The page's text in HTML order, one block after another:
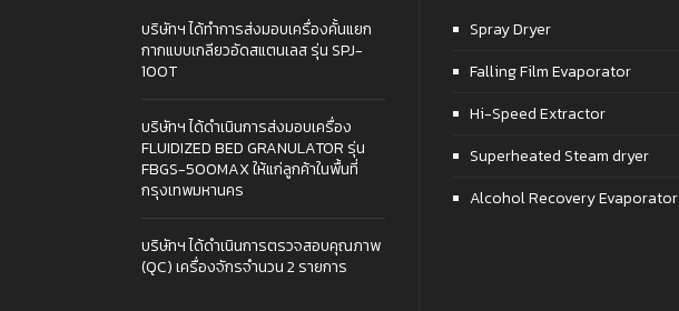
บริษัทฯ ได้ทำการส่งมอบเครื่องคั้นแยก
กากแบบเกลียวอัดสแตนเลส รุ่น SPJ-
100T
บริษัทฯ ได้ดำเนินการส่งมอบเครื่อง
FLUIDIZED BED GRANULATOR รุ่น
FBGS-500MAX ให้แก่ลูกค้าในพื้นที่
กรุงเทพมหานคร
บริษัทฯ ได้ดำเนินการตรวจสอบคุณภาพ
(QC) เครื่องจักรจำนวน 2 รายการ
Spray Dryer
Falling Film Evaporator
Hi-Speed Extractor
Superheated Steam dryer
Alcohol Recovery Evaporator